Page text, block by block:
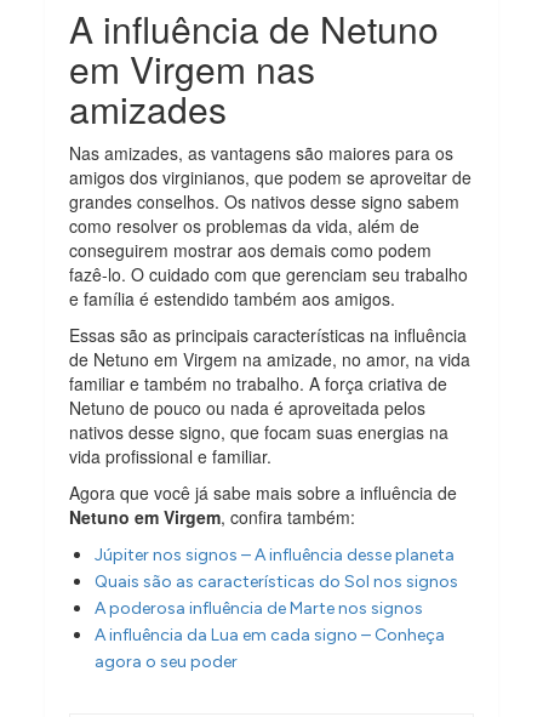
A influência de Netuno
em Virgem nas
amizades
Nas amizades, as vantagens são maiores para os
amigos dos virginianos, que podem se aproveitar de
grandes conselhos. Os nativos desse signo sabem
como resolver os problemas da vida, além de
conseguirem mostrar aos demais como podem
fazê-lo. O cuidado com que gerenciam seu trabalho
e família é estendido também aos amigos.
Essas são as principais características na influência
de Netuno em Virgem na amizade, no amor, na vida
familiar e também no trabalho. A força criativa de
Netuno de pouco ou nada é aproveitada pelos
nativos desse signo, que focam suas energias na
vida profissional e familiar.
Agora que você já sabe mais sobre a influência de
Netuno em Virgem, confira também:
Júpiter nos signos – A influência desse planeta
Quais são as características do Sol nos signos
A poderosa influência de Marte nos signos
A influência da Lua em cada signo – Conheça
agora o seu poder